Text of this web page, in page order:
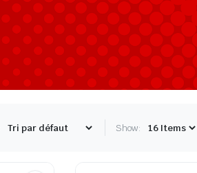
Show: